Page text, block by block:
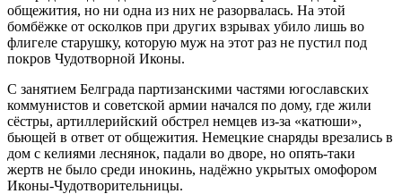
общежития, но ни одна из них не разорвалась. На этой
бомбёжке от осколков при других взрывах убило лишь во
флигеле старушку, которую муж на этот раз не пустил под
покров Чудотворной Иконы.
С занятием Белграда партизанскими частями югославских
коммунистов и советской армии начался по дому, где жили
сёстры, артиллерийский обстрел немцев из-за «катюши»,
бьющей в ответ от общежития. Немецкие снаряды врезались в
дом с келиями леснянок, падали во дворе, но опять-таки
жертв не было среди инокинь, надёжно укрытых омофором
Иконы-Чудотворительницы.